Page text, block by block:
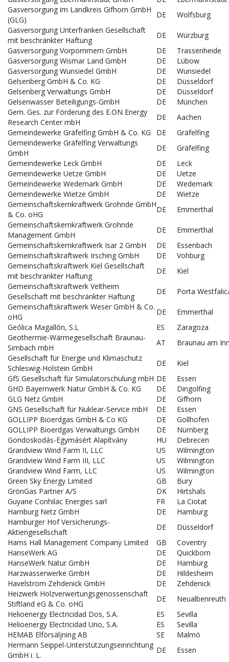
Gasversorgung im Landkreis Gifhorn GmbH
(GLG)
DE
Wolfsburg
Gasversorgung Unterfranken Gesellschaft
mit beschränkter Haftung
DE
Würzburg
Gasversorgung Vorpommern GmbH
DE
Trassenheide
Gasversorgung Wismar Land GmbH
DE
Lübow
Gasversorgung Wunsiedel GmbH
DE
Wunsiedel
Gelsenberg GmbH & Co. KG
DE
Düsseldorf
Gelsenberg Verwaltungs GmbH
DE
Düsseldorf
Gelsenwasser Beteiligungs-GmbH
DE
München
Gem. Ges. zur Förderung des E.ON Energy
Research Center mbH
DE
Aachen
Gemeindewerke Gräfelfing GmbH & Co. KG
DE
Gräfelfing
Gemeindewerke Gräfelfing Verwaltungs
GmbH
DE
Gräfelfing
Gemeindewerke Leck GmbH
DE
Leck
Gemeindewerke Uetze GmbH
DE
Uetze
Gemeindewerke Wedemark GmbH
DE
Wedemark
Gemeindewerke Wietze GmbH
DE
Wietze
Gemeinschaftskernkraftwerk Grohnde GmbH
& Co. oHG
DE
Emmerthal
Gemeinschaftskernkraftwerk Grohnde
Management GmbH
DE
Emmerthal
Gemeinschaftskernkraftwerk Isar 2 GmbH
DE
Essenbach
Gemeinschaftskraftwerk Irsching GmbH
DE
Vohburg
Gemeinschaftskraftwerk Kiel Gesellschaft
mit beschränkter Haftung
DE
Kiel
Gemeinschaftskraftwerk Veltheim
Gesellschaft mit beschränkter Haftung
DE
Porta
Gemeinschaftskraftwerk Weser GmbH & Co.
oHG
DE
Emmerthal
Geólica Magallón, S.L
ES
Zaragoza
Geothermie-Wärmegesellschaft Braunau-
Simbach mbH
AT
Braunau am
Gesellschaft für Energie und Klimaschutz
Schleswig-Holstein GmbH
DE
Kiel
GfS Gesellschaft für Simulatorschulung mbH DE
Essen
GHD Bayernwerk Natur GmbH & Co. KG
DE
Dingolfing
GLG Netz GmbH
DE
Gifhorn
GNS Gesellschaft für Nuklear-Service mbH
DE
Essen
GOLLIPP Bioerdgas GmbH & Co KG
DE
Gollhofen
GOLLIPP Bioerdgas Verwaltungs GmbH
DE
Nürnberg
Gondoskodás-Egymásért Alapítvány
HU
Debrecen
Grandview Wind Farm II, LLC
US
Wilmington
Grandview Wind Farm III, LLC
US
Wilmington
Grandview Wind Farm, LLC
US
Wilmington
Green Sky Energy Limited
GB
Bury
GrönGas Partner A/S
DK
Hirtshals
Guyane Conhilac Energies sarl
FR
La Ciotat
Hamburg Netz GmbH
DE
Hamburg
Hamburger Hof Versicherungs-
Aktiengesellschaft
DE
Düsseldorf
Hams Hall Management Company Limited
GB
Coventry
HanseWerk AG
DE
Quickborn
HanseWerk Natur GmbH
DE
Hamburg
Harzwasserwerke GmbH
DE
Hildesheim
Havelstrom Zehdenick GmbH
DE
Zehdenick
Heizwerk Holzverwertungsgenossenschaft
Stiftland eG & Co. oHG
DE
Neualbenreuth
Helioenergy Electricidad Dos, S.A.
ES
Sevilla
Helioenergy Electricidad Uno, S.A.
ES
Sevilla
HEMAB Elförsäljning AB
SE
Malmö
Hermann Seippel-Unterstützungseinrichtung
GmbH i. L.
DE
Essen